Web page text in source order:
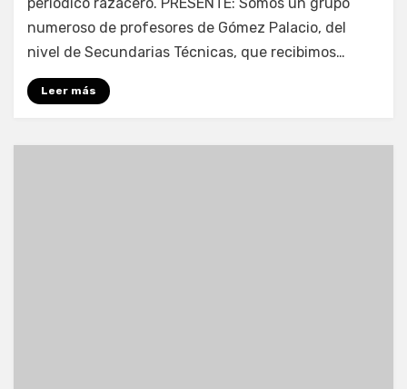
numeroso de profesores de Gómez Palacio, del
nivel de Secundarias Técnicas, que recibimos…
Leer más